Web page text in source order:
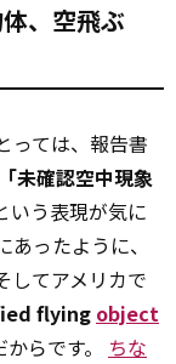
、空飛ぶ
っては、報告書
「未確認空中現象
いう表現が気に
ったように、
してアメリカで
flying object
らです。 ちな